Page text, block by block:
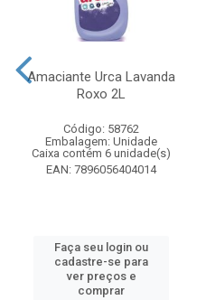
Amaciante Urca Lavanda
Roxo 2L
Código: 58762
Embalagem: Unidade
Caixa contém 6 unidade(s)
EAN: 7896056404014
Faça seu login ou
cadastre-se para
ver preços e
comprar